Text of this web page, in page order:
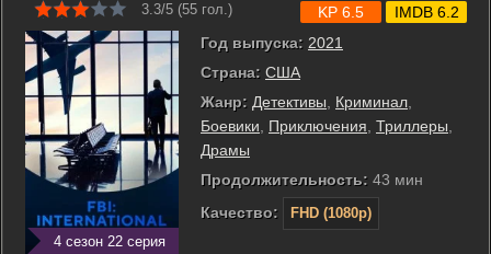
3.3/5 (55 гол.)
4 сезон 22 серия
Год выпуска: 2021
Страна: США
Жанр: Детективы Криминал
Боевики
Приключения Триллеры
Драмы
Продолжительность: 43 мин
Качество:
FHD (1080p)
KP 6.5 IMDB 6.2